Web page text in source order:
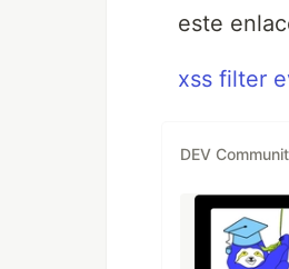
este
xss filter
DEV